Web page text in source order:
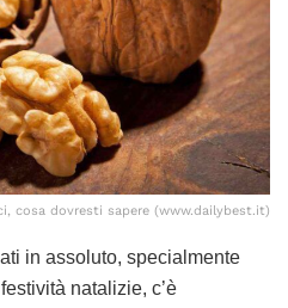
cosa dovresti sapere (www.dailybest.it)
in assoluto, specialmente
natalizie, c’è